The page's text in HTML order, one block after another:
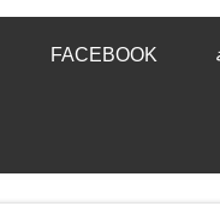
FACEBOOK